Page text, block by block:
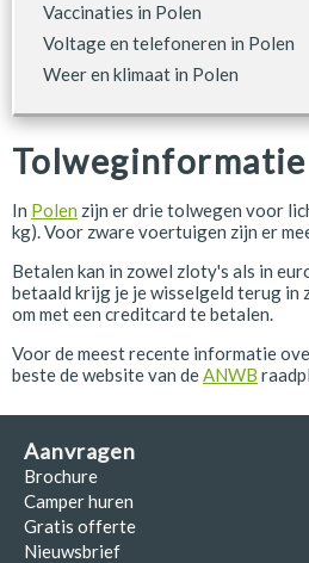
In Polen zijn er drie tolwegen voor
kg). Voor zware voertuigen zijn er
Betalen kan in zowel zloty's als in
betaald krijg je je wisselgeld terug in
om met een creditcard te betalen.
Voor de meest recente informatie
beste de website van deANWB
Vaccinaties in Polen
Voltage en telefoneren in Polen
Weer en klimaat in Polen
Aanvragen
Brochure
Camper huren
Gratis offerte
Nieuwsbrief